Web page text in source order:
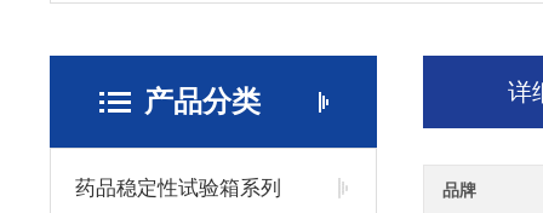
产品分类
药品稳定性试验箱系列
详
品牌